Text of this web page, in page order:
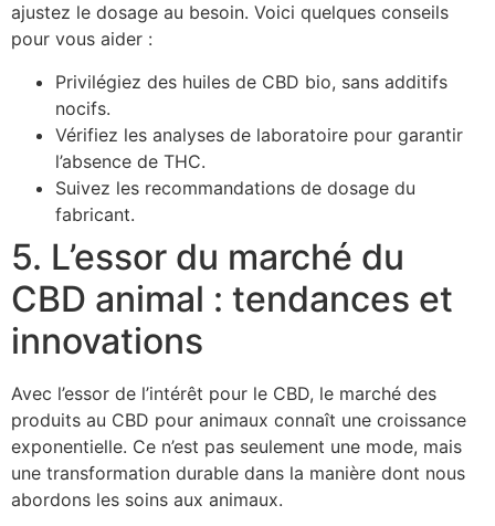
ajustez le dosage au besoin. Voici quelques conseils
pour vous aider :
Privilégiez des huiles de CBD bio, sans additifs
nocifs.
Vérifiez les analyses de laboratoire pour garantir
l’absence de THC.
Suivez les recommandations de dosage du
fabricant.
5. L’essor du marché du
CBD animal : tendances et
innovations
Avec l’essor de l’intérêt pour le CBD, le marché des
produits au CBD pour animaux connaît une croissance
exponentielle. Ce n’est pas seulement une mode, mais
une transformation durable dans la manière dont nous
abordons les soins aux animaux.